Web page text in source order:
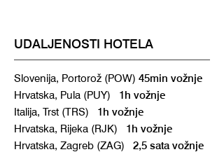
UDALJENOSTI HOTELA
Slovenija, Portorož (POW) 45min vožnje
Hrvatska, Pula (PUY)
1h vožnje
Italija, Trst (TRS)
1h vožnje
Hrvatska, Rijeka (RJK)
1h vožnje
Hrvatska, Zagreb (ZAG)
2,5 sata vožnje